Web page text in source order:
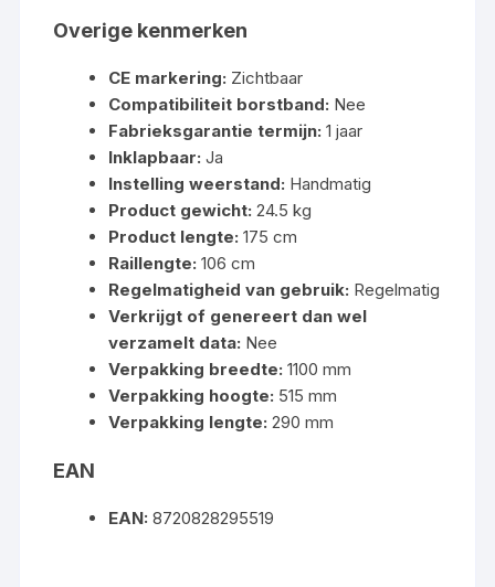
Overige kenmerken
CE markering: Zichtbaar
Compatibiliteit borstband: Nee
Fabrieksgarantie termijn: 1 jaar
Inklapbaar: Ja
Instelling weerstand: Handmatig
Product gewicht: 24.5 kg
Product lengte: 175 cm
Raillengte: 106 cm
Regelmatigheid van gebruik: Regelmatig
Verkrijgt of genereert dan wel
verzamelt data: Nee
Verpakking breedte: 1100 mm
Verpakking hoogte: 515 mm
Verpakking lengte: 290 mm
EAN
EAN: 8720828295519